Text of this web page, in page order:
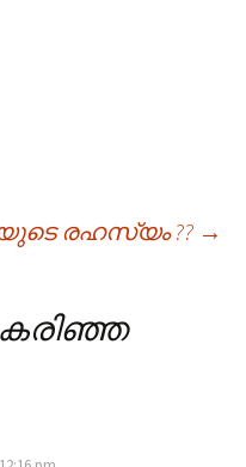
രഹസ്യം ?? →
കരിഞ്ഞ